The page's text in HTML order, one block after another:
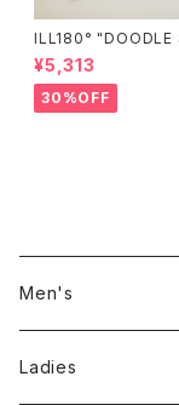
ILL180° "DOODLE
¥5,313
30%OFF
Men's
Jackson Matisse
Ladies